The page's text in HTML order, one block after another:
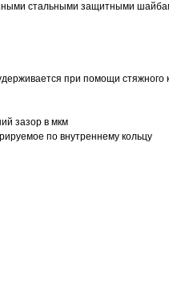
стальными защитными
при помощи стяжного
зазор в мкм
по внутреннему кольцу